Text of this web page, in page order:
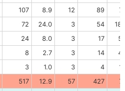
107 8.9 12 89
72 24.0 3 54
24 8.0 3 17
8 2.7 3 14
3 1.0 3 4
517 12.9 57 427